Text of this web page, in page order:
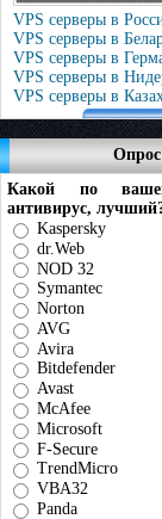
VPS серверы в
VPS серверы в
VPS серверы в
VPS серверы в
VPS серверы в
Опрос
Какой по
антивирус,
Kaspersky
dr.Web
NOD 32
Symantec
Norton
AVG
Avira
Bitdefender
Avast
McAfee
Microsoft
F-Secure
TrendMicro
VBA32
Panda